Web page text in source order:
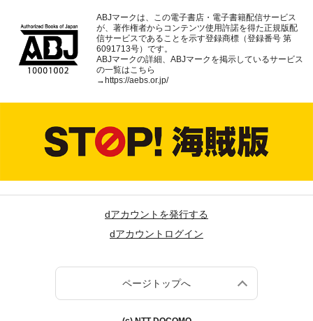
ABJマークは、この電子書店・電子書籍配信サービス
が、著作権者からコンテンツ使用許諾を得た正規版配
信サービスであることを示す登録商標（登録番号 第
6091713号）です。
ABJマークの詳細、ABJマークを掲示しているサービス
の一覧はこちら
→ https://aebs.or.jp/
dアカウントを発行する
dアカウントログイン
ページトップへ